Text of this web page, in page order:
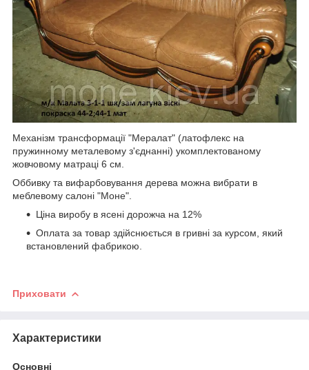
Механізм трансформації "Мералат" (латофлекс на
пружинному металевому з'єднанні) укомплектованому
жовчовому матраці 6 см.
Оббивку та вифарбовування дерева можна вибрати в
меблевому салоні "Моне".
Ціна виробу в ясені дорожча на 12%
Оплата за товар здійснюється в гривні за курсом, який
встановлений фабрикою.
Приховати
Характеристики
Основні